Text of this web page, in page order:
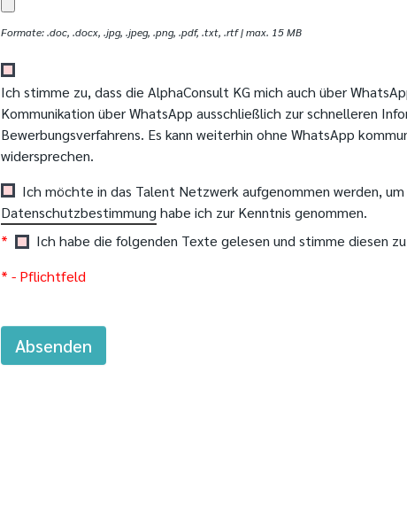
Formate: .doc, .docx, .jpg, .jpeg, .png, .pdf, .txt, .rtf | max. 15 MB
Ich stimme zu, dass die AlphaConsult KG mich auch über
Kommunikation über WhatsApp ausschließlich zur schnelleren
Bewerbungsverfahrens. Es kann weiterhin ohne WhatsApp
widersprechen.
Ich möchte in das Talent Netzwerk aufgenommen werden,
Datenschutzbestimmung habe ich zur Kenntnis genommen.
*
Ich habe die folgenden Texte gelesen und stimme diesen
* - Pflichtfeld
Absenden